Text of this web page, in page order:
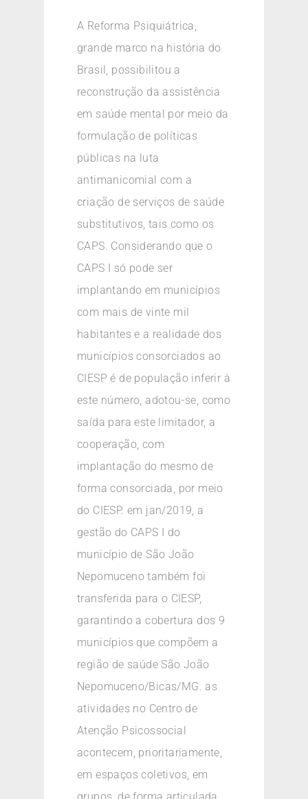
A Reforma Psiquiátrica,
grande marco na história do
Brasil, possibilitou a
reconstrução da assistência
em saúde mental por meio da
formulação de políticas
públicas na luta
antimanicomial com a
criação de serviços de saúde
substitutivos, tais como os
CAPS. Considerando que o
CAPS I só pode ser
implantando em municípios
com mais de vinte mil
habitantes e a realidade dos
municípios consorciados ao
CIESP é de população inferir à
este número, adotou-se, como
saída para este limitador, a
cooperação, com
implantação do mesmo de
forma consorciada, por meio
do CIESP. em jan/2019, a
gestão do CAPS I do
município de São João
Nepomuceno também foi
transferida para o CIESP,
garantindo a cobertura dos 9
municípios que compõem a
região de saúde São João
Nepomuceno/Bicas/MG. as
atividades no Centro de
Atenção Psicossocial
acontecem, prioritariamente,
em espaços coletivos, em